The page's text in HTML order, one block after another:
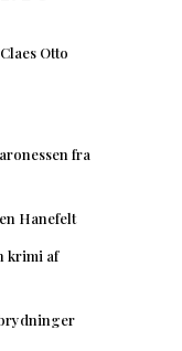
Otto
fra
Hanefelt
krimi af